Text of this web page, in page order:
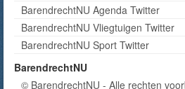
BarendrechtNU Agenda Twitter
BarendrechtNU Vliegtuigen Twitter
BarendrechtNU Sport Twitter
BarendrechtNU
© BarendrechtNU - Alle rechten